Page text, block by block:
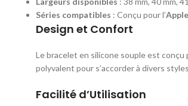
Séries compatibles : Conçu pour l’
Design et Confort
Le bracelet en silicone souple est
polyvalent pour s’accorder à divers
Facilité d’Utilisation